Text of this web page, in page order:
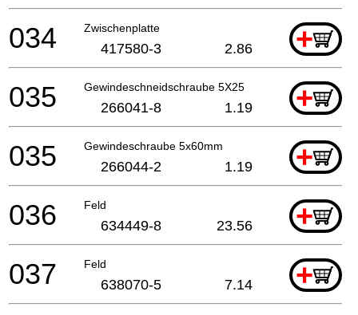
Zwischenplatte +
034 417580-3 2.86
Gewindeschneidschraube 5X25 +
035 266041-8 1.19
Gewindeschraube 5x60mm +
035 266044-2 1.19
Feld +
036 634449-8 23.56
Feld +
037 638070-5 7.14